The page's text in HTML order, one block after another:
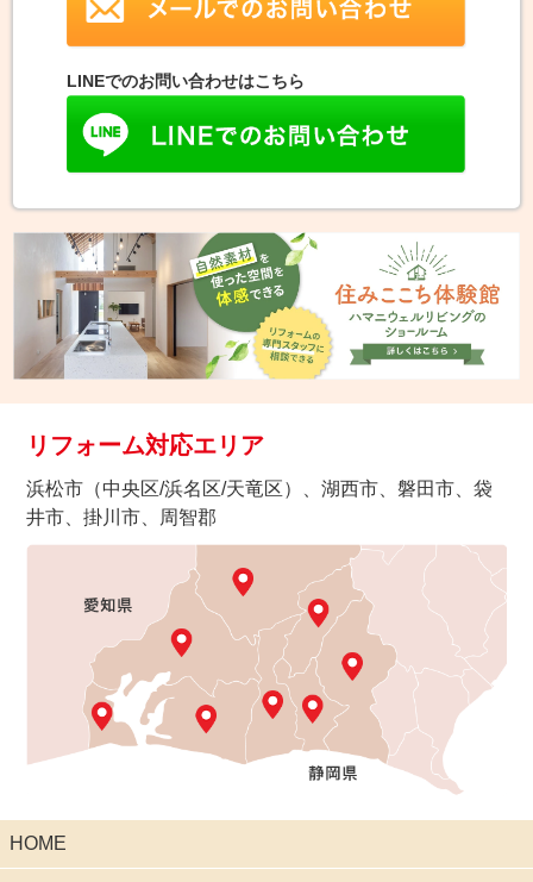
LINEでのお問い合わせはこちら
リフォーム対応エリア
浜松市（中央区/浜名区/天竜区）、湖西市、磐田市、袋
井市、掛川市、周智郡
HOME